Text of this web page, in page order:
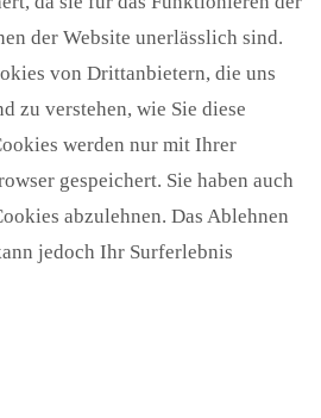
der Website unerlässlich sind.
von Drittanbietern, die uns
zu verstehen, wie Sie diese
werden nur mit Ihrer
gespeichert. Sie haben auch
abzulehnen. Das Ablehnen
jedoch Ihr Surferlebnis